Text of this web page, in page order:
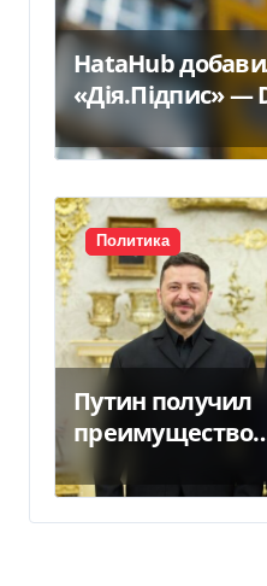
HataHub
«Дія.Підпис» —
Политика
Путин получил
преимущество
благодаря
США